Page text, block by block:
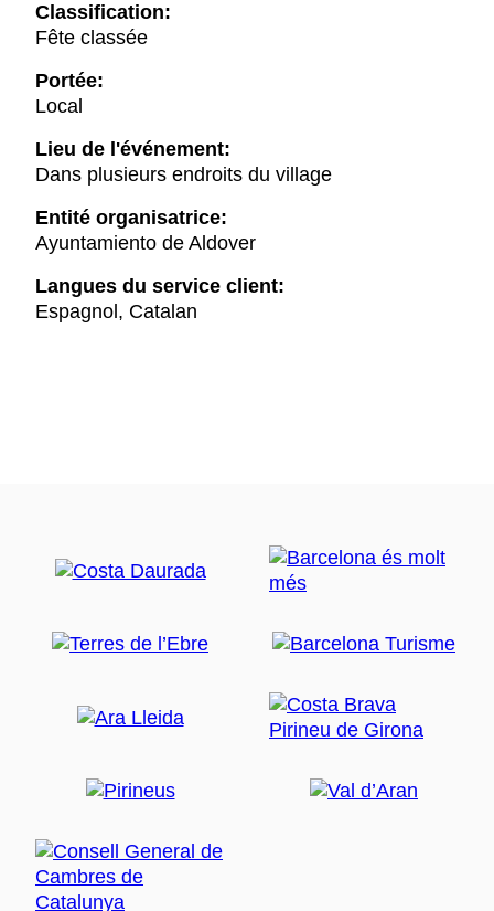
Classification:
Fête classée
Portée:
Local
Lieu de l'événement:
Dans plusieurs endroits du village
Entité organisatrice:
Ayuntamiento de Aldover
Langues du service client:
Espagnol, Catalan